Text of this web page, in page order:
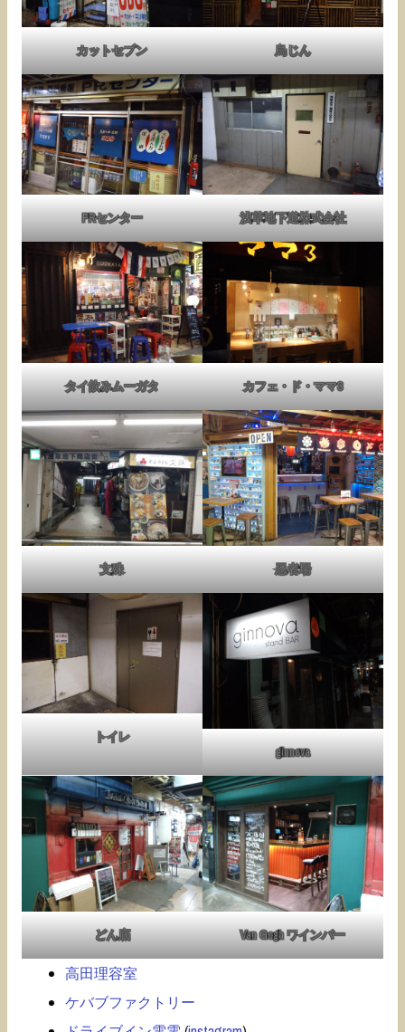
カットセブン 鳥じん
PRセンター 浅草地下道株式会社
タイ飲みムーガタ カフェ・ド・ママ3
文殊 忍者場
トイレ
ginnova
どん底 Van Gogh ワインバー
高田理容室
ケバブファクトリー